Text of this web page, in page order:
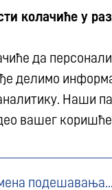
колачиће у
да
делимо
Наши
вашег
подешавања...